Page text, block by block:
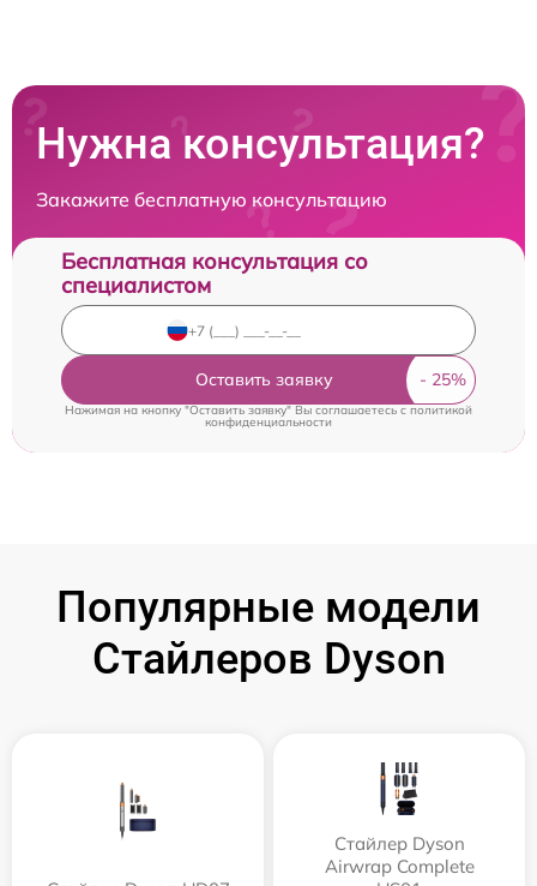
Нужна консультация?
Закажите бесплатную консультацию
Бесплатная консультация со
специалистом
Оставить заявку
Нажимая на кнопку "Оставить заявку" Вы соглашаетесь cполитикой
конфиденциальности
Популярные модели
Стайлеров Dyson
Стайлер Dyson
Airwrap Complete